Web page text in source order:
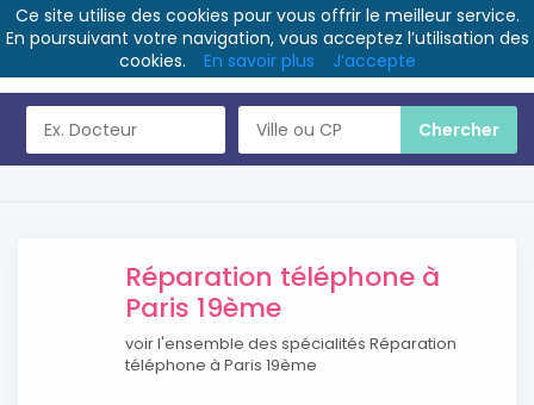
Réparation téléphone à
Paris 19ème
voir l'ensemble des spécialités Réparation
téléphone à Paris 19ème
Ce site utilise des cookies pour vous offrir le meilleur service.
En poursuivant votre navigation, vous acceptez l’utilisation des
cookies.
En savoir plus J’accepte